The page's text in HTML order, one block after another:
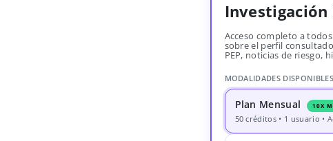
Investigación
Acceso completo a
sobre el perfil
PEP, noticias de riesgo,
MODALIDADES DISPONIBLES
Plan Mensual 10X
50 créditos • 1 usuario •